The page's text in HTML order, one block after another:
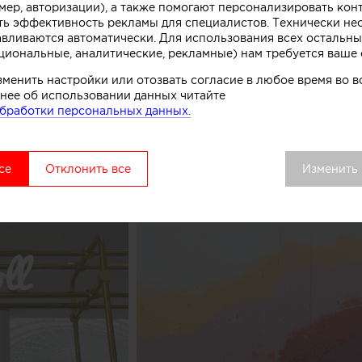
символизирующих систему охлаждения в автоматах
точки выделяется среди других объектов
сосредоточить внимание покупателей как на
процессе, в основе которого перемешивание слоев
рассказывают авторы этого небольшого
авторизации), а также помогают персонализировать
эффективность рекламы для специалистов. Технически
автоматически. Для использования всех
аналитические, рекламные) нам требуется ваше
настройки или отозвать согласие в любое время во
об использовании данных читайте
персональных данных.
Отклонить все Изменить